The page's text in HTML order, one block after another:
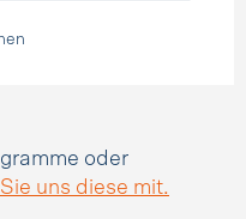
oder
Sie uns diese mit.